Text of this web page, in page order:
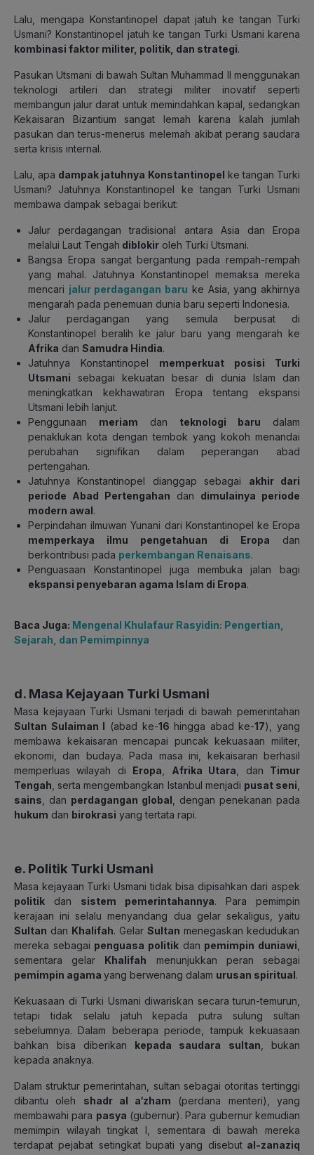
Lalu, mengapa Konstantinopel dapat jatuh ke tangan Turki
Usmani? Konstantinopel jatuh ke tangan Turki Usmani karena
kombinasi faktor militer, politik, dan strategi.
Pasukan Utsmani di bawah Sultan Muhammad II menggunakan
teknologi artileri dan strategi militer inovatif seperti
membangun jalur darat untuk memindahkan kapal, sedangkan
Kekaisaran Bizantium sangat lemah karena kalah jumlah
pasukan dan terus-menerus melemah akibat perang saudara
serta krisis internal.
Lalu, apa dampak jatuhnya Konstantinopel ke tangan Turki
Usmani? Jatuhnya Konstantinopel ke tangan Turki Usmani
membawa dampak sebagai berikut:
Jalur perdagangan tradisional antara Asia dan Eropa
melalui Laut Tengah diblokir oleh Turki Utsmani.
Bangsa Eropa sangat bergantung pada rempah-rempah
yang mahal. Jatuhnya Konstantinopel memaksa mereka
mencari jalur perdagangan baru ke Asia, yang akhirnya
mengarah pada penemuan dunia baru seperti Indonesia.
Jalur perdagangan yang semula berpusat di
Konstantinopel beralih ke jalur baru yang mengarah ke
Afrika dan Samudra Hindia.
Jatuhnya Konstantinopel memperkuat posisi Turki
Utsmani
sebagai kekuatan besar di dunia Islam dan
meningkatkan kekhawatiran Eropa tentang ekspansi
Utsmani lebih lanjut.
Penggunaan meriam dan teknologi baru dalam
penaklukan kota dengan tembok yang kokoh menandai
perubahan signifikan dalam peperangan abad
pertengahan.
Jatuhnya Konstantinopel dianggap sebagai akhir dari
periode Abad Pertengahan dan dimulainya periode
modern awal.
Perpindahan ilmuwan Yunani dari Konstantinopel ke Eropa
memperkaya ilmu pengetahuan di Eropa dan
berkontribusi pada perkembangan Renaisans.
Penguasaan Konstantinopel juga membuka jalan bagi
ekspansi penyebaran agama Islam di Eropa.
Baca Juga: Mengenal Khulafaur Rasyidin: Pengertian,
Sejarah, dan Pemimpinnya
d. Masa Kejayaan Turki Usmani
Masa kejayaan Turki Usmani terjadi di bawah pemerintahan
Sultan Sulaiman I (abad ke-16 hingga abad ke-17), yang
membawa kekaisaran mencapai puncak kekuasaan militer,
ekonomi, dan budaya. Pada masa ini, kekaisaran berhasil
memperluas wilayah di Eropa Afrika Utara , dan Timur
Tengah , serta mengembangkan Istanbul menjadi pusat seni
sains , dan perdagangan global , dengan penekanan pada
hukum dan birokrasi yang tertata rapi.
e. Politik Turki Usmani
Masa kejayaan Turki Usmani tidak bisa dipisahkan dari aspek
politik
dan sistem pemerintahannya. Para pemimpin
kerajaan ini selalu menyandang dua gelar sekaligus, yaitu
Sultan dan Khalifah. Gelar Sultan menegaskan kedudukan
mereka sebagai penguasa politik dan pemimpin duniawi
sementara gelar Khalifah
menunjukkan peran sebagai
pemimpin agama yang berwenang dalam urusan spiritual.
Kekuasaan di Turki Usmani diwariskan secara turun-temurun,
tetapi tidak selalu jatuh kepada putra sulung sultan
sebelumnya. Dalam beberapa periode, tampuk kekuasaan
bahkan bisa diberikan kepada saudara sultan , bukan
kepada anaknya.
Dalam struktur pemerintahan, sultan sebagai otoritas tertinggi
dibantu oleh
shadr al a‘zham (perdana menteri), yang
membawahi para pasya (gubernur). Para gubernur kemudian
memimpin wilayah tingkat I, sementara di bawah mereka
terdapat pejabat setingkat bupati yang disebutal-zanaziq